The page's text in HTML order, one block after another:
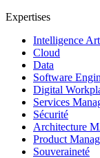
Expertises
Intelligence
Cloud
Data
Software
Digital
Services
Sécurité
Architecture
Product
Souveraineté